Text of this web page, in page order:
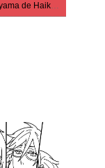
Tobio Kageyama de Haikyuu